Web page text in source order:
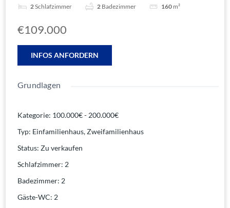
2Schlafzimmer 2 Badezimmer 160 m²
€109.000
INFOS ANFORDERN
Grundlagen
Kategorie: 100.000€ - 200.000€
Typ: Einfamilienhaus,Zweifamilienhaus
Status: Zu verkaufen
Schlafzimmer: 2
Badezimmer: 2
Gäste-WC: 2